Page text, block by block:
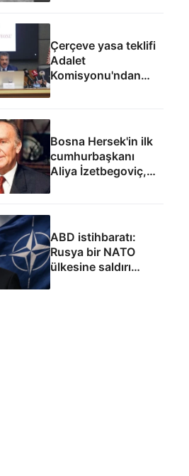
Çerçeve yasa teklifi
Adalet
Komisyonu'ndan
geçti
Bosna Hersek'in ilk
cumhurbaşkanı
Aliya İzetbegoviç,
ABD istihbaratı:
Rusya bir NATO
ülkesine saldırı
düzenleyebilir